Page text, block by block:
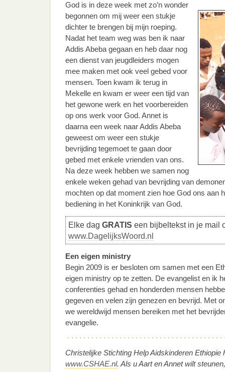
God is in deze week met zo’n wonder
begonnen om mij weer een stukje
dichter te brengen bij mijn roeping.
Nadat het team weg was ben ik naar
Addis Abeba gegaan en heb daar nog
een dienst van jeugdleiders mogen
mee maken met ook veel gebed voor
mensen. Toen kwam ik terug in
Mekelle en kwam er weer een tijd van
het gewone werk en het voorbereiden
op ons werk voor God. Annet is
daarna een week naar Addis Abeba
geweest om weer een stukje
bevrijding tegemoet te gaan door
gebed met enkele vrienden van ons.
Na deze week hebben we samen nog
enkele weken gehad van bevrijding van
mochten op dat moment zien hoe God ons aan
bediening in het Koninkrijk van God.
Elke dag GRATIS een bijbeltekst in je mail
www.DagelijksWoord.nl
Een eigen ministry
Begin 2009 is er besloten om samen met een
eigen ministry op te zetten. De evangelist en ik
conferenties gehad en honderden mensen
gegeven en velen zijn genezen en bevrijd. Met
we wereldwijd mensen bereiken met het
evangelie.
Christelijke Stichting Help Aidskinderen Ethiopie
www.CSHAE.nl. Als u Aart en Annet wilt